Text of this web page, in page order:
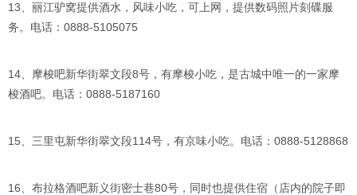
13、丽江驴窝提供酒水，风味小吃，可上网，提供数码照片刻碟服
务。电话：0888-5105075
14、摩梭吧新华街翠文段8号，有摩梭小吃，是古城中唯一的一家摩
梭酒吧。电话：0888-5187160
15、三里屯新华街翠文段114号，有京味小吃。电话：0888-5128868
16、布拉格酒吧新义街密士巷80号，同时也提供住宿（店内的院子即